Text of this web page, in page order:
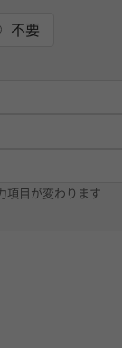
不要
項目が変わります